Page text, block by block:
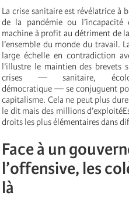
La crise sanitaire est révélatrice à
de la pandémie ou
machine à profit au détriment de
l’ensemble du monde du travail.
large échelle en contradiction
l’illustre le maintien des brevets
crises — sanitaire,
démocratique — se conjuguent
capitalisme. Cela ne peut plus
le dit mais des millions
droits les plus élémentaires dans
Face à un
l’offensive, les
là